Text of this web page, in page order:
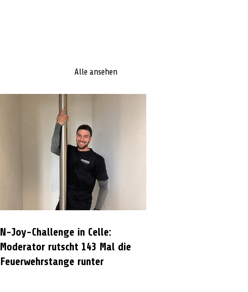
Alle ansehen
N-Joy-Challenge in Celle:
Moderator rutscht 143 Mal die
Feuerwehrstange runter